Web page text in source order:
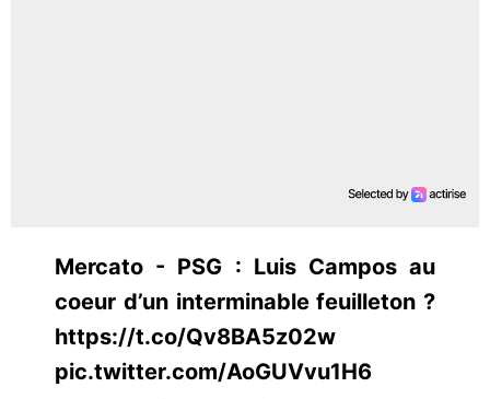
Mercato - PSG : Luis Campos au
coeur d’un interminable feuilleton ?
https://t.co/Qv8BA5z02w
pic.twitter.com/AoGUVvu1H6